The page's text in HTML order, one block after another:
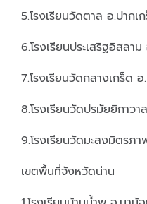
5.โรงเรียนวัดตาล อ.ปากเ
6.โรงเรียนประเสริฐอิสลา
7.โรงเรียนวัดกลางเกร็ด อ
8.โรงเรียนวัดปรมัยยิกาวา
9.โรงเรียนวัดมะสงมิตรภ
เขตพื้นที่จังหวัดน่าน